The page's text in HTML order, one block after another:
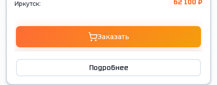
Иркутск: 62 100 ₽
Заказать
Подробнее